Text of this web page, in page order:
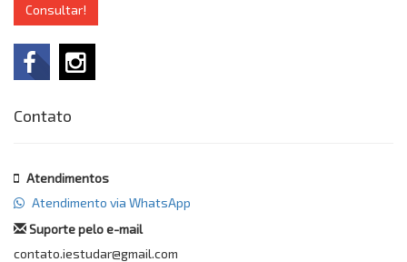
Consultar!
Contato
Atendimentos
Atendimento via WhatsApp
Suporte pelo e-mail
contato.iestudar@gmail.com